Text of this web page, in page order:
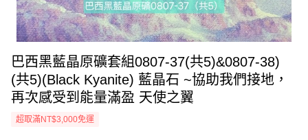
巴西黑藍晶原礦套組0807-37(共5)&0807-38)
(共5)(Black Kyanite) 藍晶石 ~協助我們接地，
再次感受到能量滿盈 天使之翼
超取滿NT$3,000免運